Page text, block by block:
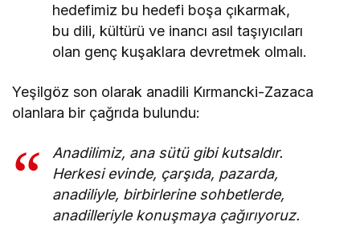
hedefimiz bu hedefi boşa çıkarmak,
bu dili, kültürü ve inancı asıl taşıyıcıları
olan genç kuşaklara devretmek olmalı.
Yeşilgöz son olarak anadili Kırmancki-Zazaca
olanlara bir çağrıda bulundu:
Anadilimiz, ana sütü gibi kutsaldır.
Herkesi evinde, çarşıda, pazarda,
anadiliyle, birbirlerine sohbetlerde,
anadilleriyle konuşmaya çağırıyoruz.